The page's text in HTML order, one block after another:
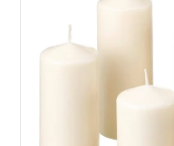
در کرمان میباشد
و محمدی آن معروف میباشد
کالکشن لاله زار شمع معطر
باشد